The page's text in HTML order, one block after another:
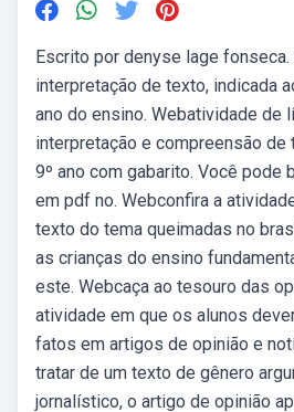
Escrito por denyse lage
interpretação de texto, indicada
ano do ensino. Webatividade de
interpretação e compreensão de
9º ano com gabarito. Você pode
em pdf no. Webconfira a
texto do tema queimadas no
as crianças do ensino
este. Webcaça ao tesouro das
atividade em que os alunos
fatos em artigos de opinião e
tratar de um texto de gênero
jornalístico, o artigo de opinião